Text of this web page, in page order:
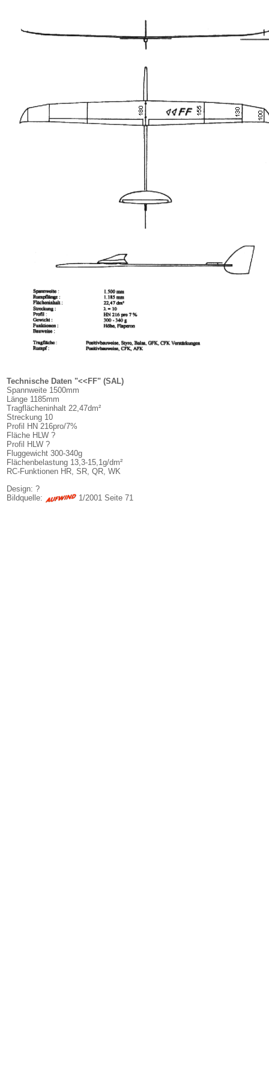
Technische Daten "<<FF" (SAL)
Spannweite 1500mm
Länge 1185mm
Tragflächeninhalt 22,47dm²
Streckung 10
Profil HN 216pro/7%
Fläche HLW ?
Profil HLW ?
Fluggewicht 300-340g
Flächenbelastung 13,3-15,1g/dm²
RC-Funktionen HR, SR, QR, WK
Design: ?
Bildquelle:
1/2001 Seite 71